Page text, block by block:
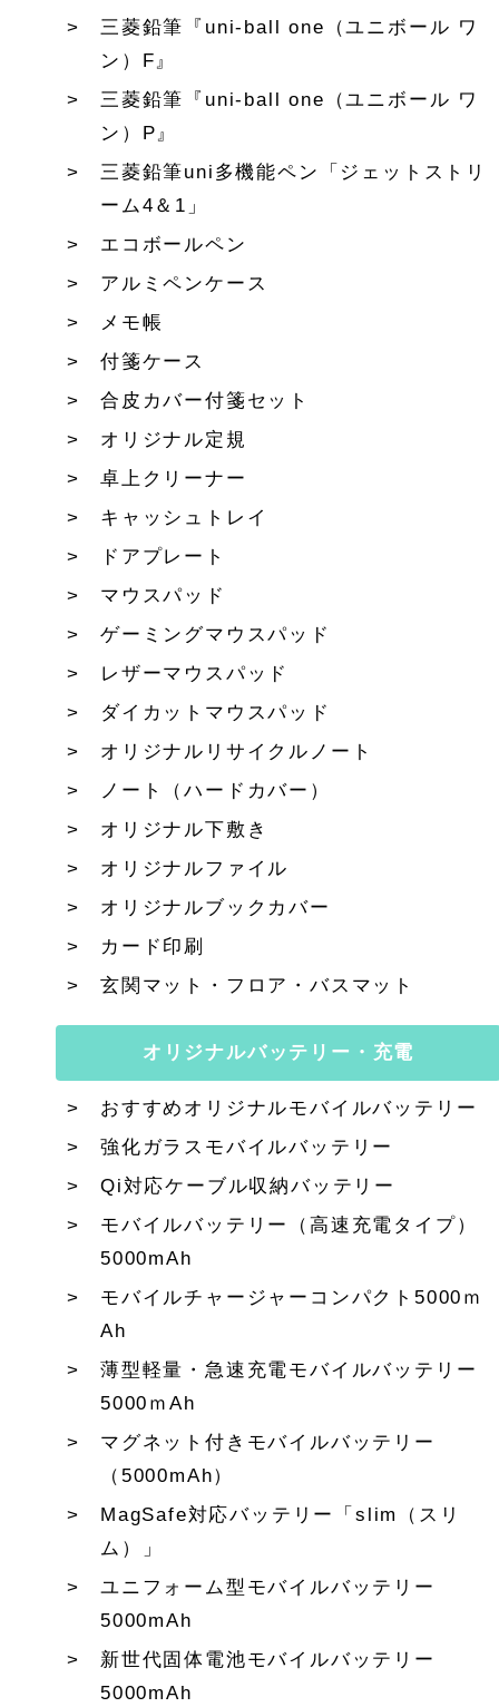
三菱鉛筆『uni-ball one（ユニボール ワ
ン）F』
三菱鉛筆『uni-ball one（ユニボール ワ
ン）P』
三菱鉛筆uni多機能ペン「ジェットストリ
ーム4＆1」
エコボールペン
アルミペンケース
メモ帳
付箋ケース
合皮カバー付箋セット
オリジナル定規
卓上クリーナー
キャッシュトレイ
ドアプレート
マウスパッド
ゲーミングマウスパッド
レザーマウスパッド
ダイカットマウスパッド
オリジナルリサイクルノート
ノート（ハードカバー）
オリジナル下敷き
オリジナルファイル
オリジナルブックカバー
カード印刷
玄関マット・フロア・バスマット
オリジナルバッテリー・充電
おすすめオリジナルモバイルバッテリー
強化ガラスモバイルバッテリー
Qi対応ケーブル収納バッテリー
モバイルバッテリー（高速充電タイプ）
5000mAh
モバイルチャージャーコンパクト5000ｍ
Ah
薄型軽量・急速充電モバイルバッテリー
5000ｍAh
マグネット付きモバイルバッテリー
（5000mAh）
MagSafe対応バッテリー「slim（スリ
ム）」
ユニフォーム型モバイルバッテリー
5000mAh
新世代固体電池モバイルバッテリー
5000mAh